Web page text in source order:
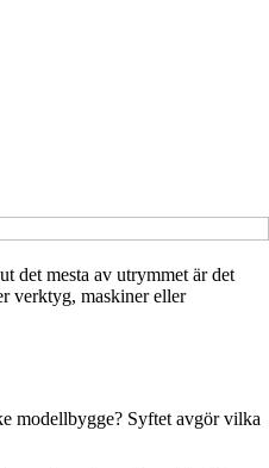
det mesta av utrymmet är det
verktyg, maskiner eller
modellbygge? Syftet avgör vilka